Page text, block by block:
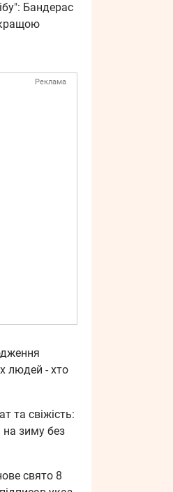
Бандерас
Реклама
людей - хто
та свіжість:
на зиму без
свято 8